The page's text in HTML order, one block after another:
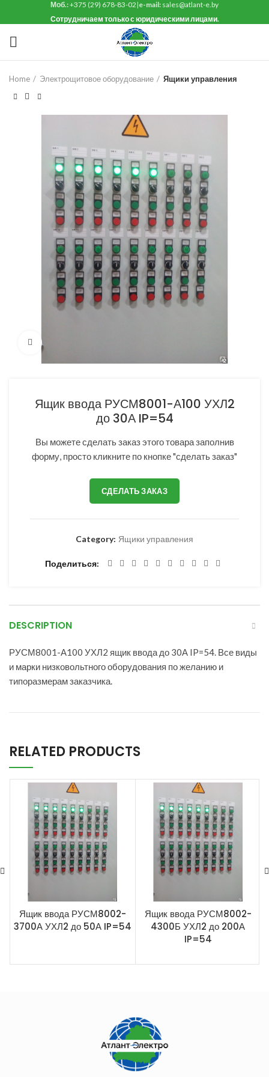
Моб.:+375 (29) 678-83-02 |e-mail: sales@atlant-e.by
Сотрудничаем только с юридическими лицами.
Home Электрощитовое оборудование Ящики управления
Нажмите, чтобы увеличить
Ящик ввода РУСМ8001-А100 УХЛ2
до 30А IP=54
Вы можете сделать заказ этого товара заполнив
форму, просто кликните по кнопке "сделать заказ"
СДЕЛАТЬ ЗАКАЗ
Category: Ящики управления
Поделиться
DESCRIPTION
РУСМ8001-А100 УХЛ2 ящик ввода до 30А IP=54. Все виды
и марки низковольтного оборудования по желанию и
типоразмерам заказчика.
RELATED PRODUCTS
Ящик ввода РУСМ8002-
3700А УХЛ2 до 50А IP=54
Ящик ввода РУСМ8002-
4300Б УХЛ2 до 200А
IP=54